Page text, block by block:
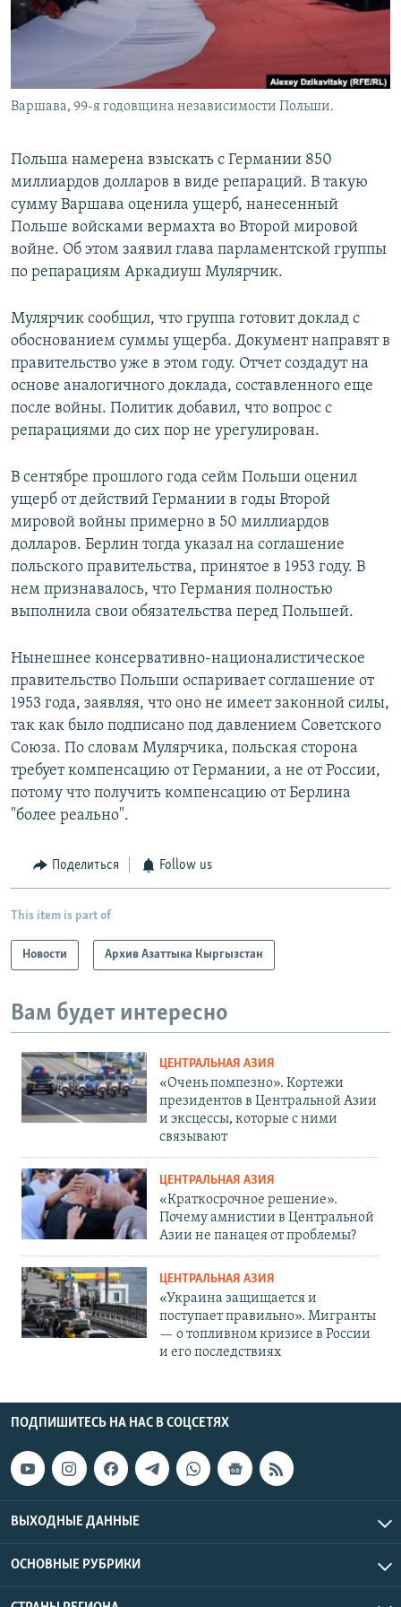
Варшава, 99-я годовщина независимости Польши.
Польша намерена взыскать с Германии 850
миллиардов долларов в виде репараций. В такую
сумму Варшава оценила ущерб, нанесенный
Польше войсками вермахта во Второй мировой
войне. Об этом заявил глава парламентской группы
по репарациям Аркадиуш Мулярчик.
Мулярчик сообщил, что группа готовит доклад с
обоснованием суммы ущерба. Документ направят в
правительство уже в этом году. Отчет создадут на
основе аналогичного доклада, составленного еще
после войны. Политик добавил, что вопрос с
репарациями до сих пор не урегулирован.
В сентябре прошлого года сейм Польши оценил
ущерб от действий Германии в годы Второй
мировой войны примерно в 50 миллиардов
долларов. Берлин тогда указал на соглашение
польского правительства, принятое в 1953 году. В
нем признавалось, что Германия полностью
выполнила свои обязательства перед Польшей.
Нынешнее консервативно-националистическое
правительство Польши оспаривает соглашение от
1953 года, заявляя, что оно не имеет законной силы,
так как было подписано под давлением Советского
Союза. По словам Мулярчика, польская сторона
требует компенсацию от Германии, а не от России,
потому что получить компенсацию от Берлина
"более реально".
Поделиться Follow us
This item is part of
Новости Архив Азаттыка Кыргызстан
Вам будет интересно
ЦЕНТРАЛЬНАЯ АЗИЯ
«Очень помпезно». Кортежи
президентов в Центральной Азии
и эксцессы, которые с ними
связывают
ЦЕНТРАЛЬНАЯ АЗИЯ
«Краткосрочное решение».
Почему амнистии в Центральной
Азии не панацея от проблемы?
ЦЕНТРАЛЬНАЯ АЗИЯ
«Украина защищается и
поступает правильно». Мигранты
— о топливном кризисе в России
и его последствиях
ПОДПИШИТЕСЬ НА НАС В СОЦСЕТЯХ
ВЫХОДНЫЕ ДАННЫЕ
ОСНОВНЫЕ РУБРИКИ